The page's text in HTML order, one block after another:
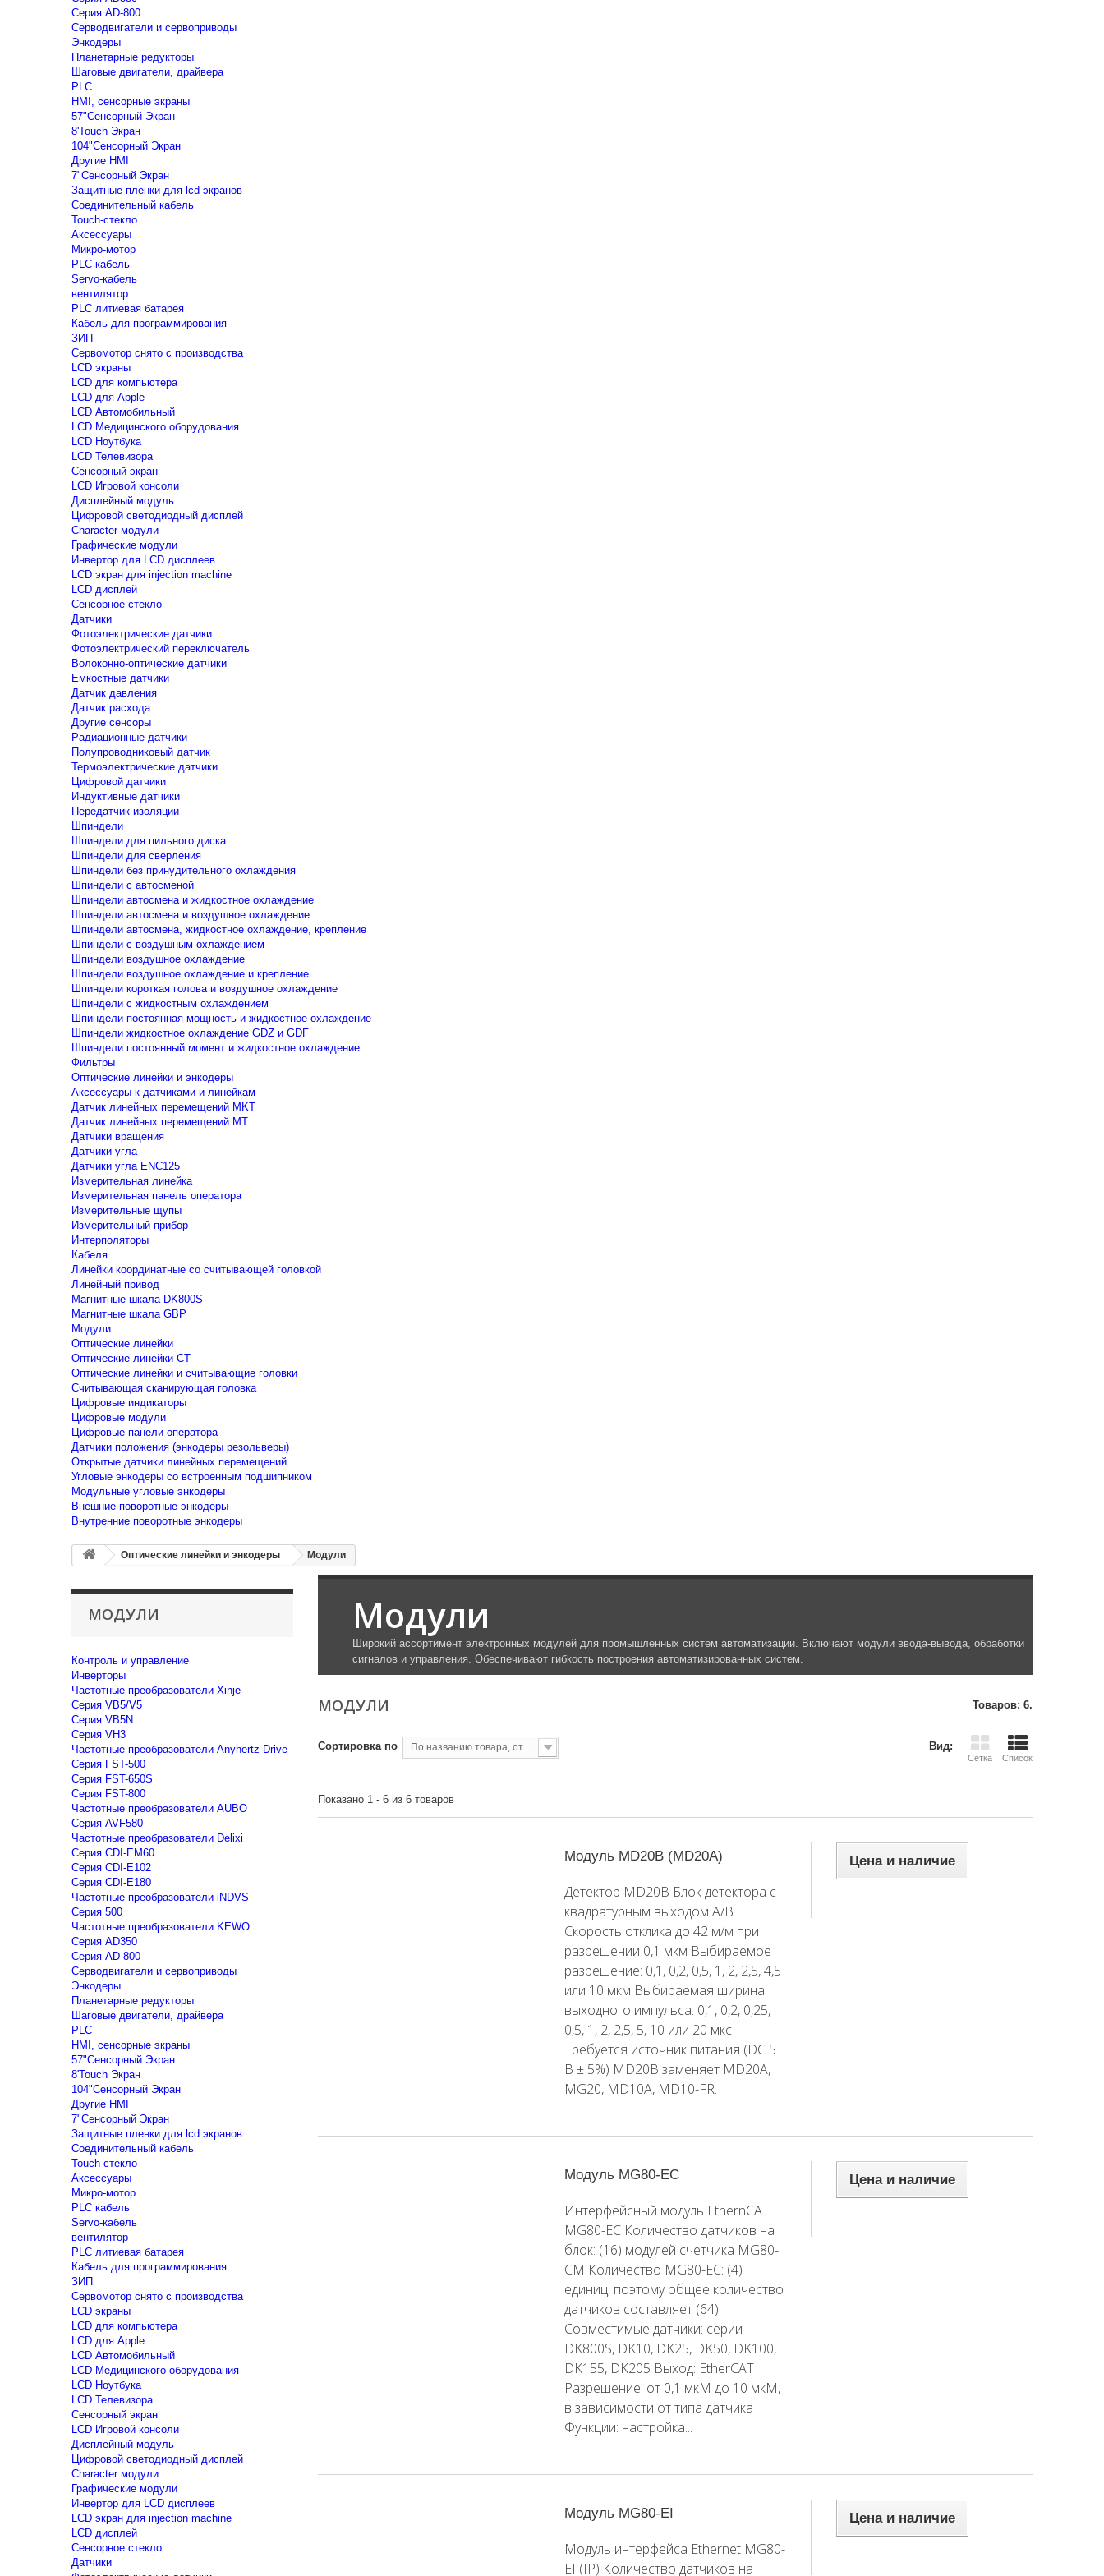
Серия AD-800
Серводвигатели и сервоприводы
Энкодеры
Планетарные редукторы
Шаговые двигатели, драйвера
PLC
HMI, сенсорные экраны
57"Сенсорный Экран
8'Touch Экран
104"Сенсорный Экран
Другие HMI
7"Сенсорный Экран
Защитные пленки для lcd экранов
Соединительный кабель
Touch-стекло
Аксессуары
Микро-мотор
PLC кабель
Servo-кабель
вентилятор
PLC литиевая батарея
Кабель для программирования
ЗИП
Сервомотор снято с производства
LCD экраны
LCD для компьютера
LCD для Apple
LCD Автомобильный
LCD Медицинского оборудования
LCD Ноутбука
LCD Телевизора
Сенсорный экран
LCD Игровой консоли
Дисплейный модуль
Цифровой светодиодный дисплей
Сharacter модули
Графические модули
Инвертор для LCD дисплеев
LCD экран для injection machine
LCD дисплей
Сенсорное стекло
Датчики
Фотоэлектрические датчики
Фотоэлектрический переключатель
Волоконно-оптические датчики
Емкостные датчики
Датчик давления
Датчик расхода
Другие сенсоры
Радиационные датчики
Полупроводниковый датчик
Термоэлектрические датчики
Цифровой датчики
Индуктивные датчики
Передатчик изоляции
Шпиндели
Шпиндели для пильного диска
Шпиндели для сверления
Шпиндели без принудительного охлаждения
Шпиндели с автосменой
Шпиндели автосмена и жидкостное охлаждение
Шпиндели автосмена и воздушное охлаждение
Шпиндели автосмена, жидкостное охлаждение, крепление
Шпиндели с воздушным охлаждением
Шпиндели воздушное охлаждение
Шпиндели воздушное охлаждение и крепление
Шпиндели короткая голова и воздушное охлаждение
Шпиндели с жидкостным охлаждением
Шпиндели постоянная мощность и жидкостное охлаждение
Шпиндели жидкостное охлаждение GDZ и GDF
Шпиндели постоянный момент и жидкостное охлаждение
Фильтры
Оптические линейки и энкодеры
Аксессуары к датчиками и линейкам
Датчик линейных перемещений MKT
Датчик линейных перемещений MT
Датчики вращения
Датчики угла
Датчики угла ENC125
Измерительная линейка
Измерительная панель оператора
Измерительные щупы
Измерительный прибор
Интерполяторы
Кабеля
Линейки координатные со считывающей головкой
Линейный привод
Магнитные шкала DK800S
Магнитные шкала GBP
Модули
Оптические линейки
Оптические линейки CT
Оптические линейки и считывающие головки
Считывающая сканирующая головка
Цифровые индикаторы
Цифровые модули
Цифровые панели оператора
Датчики положения (энкодеры резольверы)
Открытые датчики линейных перемещений
Угловые энкодеры со встроенным подшипником
Модульные угловые энкодеры
Внешние поворотные энкодеры
Внутренние поворотные энкодеры
Оптические линейки и энкодеры Модули
МОДУЛИ
Контроль и управление
Инверторы
Частотные преобразователи Xinje
Cерия VB5/V5
Cерия VB5N
Cерия VH3
Частотные преобразователи Anyhertz Drive
Серия FST-500
Серия FST-650S
Серия FST-800
Частотные преобразователи AUBO
Серия AVF580
Частотные преобразователи Delixi
Серия CDI-EM60
Серия CDI-E102
Серия CDI-E180
Частотные преобразователи iNDVS
Серия 500
Частотные преобразователи KEWO
Серия AD350
Серия AD-800
Серводвигатели и сервоприводы
Энкодеры
Планетарные редукторы
Шаговые двигатели, драйвера
PLC
HMI, сенсорные экраны
57"Сенсорный Экран
8'Touch Экран
104"Сенсорный Экран
Другие HMI
7"Сенсорный Экран
Защитные пленки для lcd экранов
Соединительный кабель
Touch-стекло
Аксессуары
Микро-мотор
PLC кабель
Servo-кабель
вентилятор
PLC литиевая батарея
Кабель для программирования
ЗИП
Сервомотор снято с производства
LCD экраны
LCD для компьютера
LCD для Apple
LCD Автомобильный
LCD Медицинского оборудования
LCD Ноутбука
LCD Телевизора
Сенсорный экран
LCD Игровой консоли
Дисплейный модуль
Цифровой светодиодный дисплей
Сharacter модули
Графические модули
Инвертор для LCD дисплеев
LCD экран для injection machine
LCD дисплей
Сенсорное стекло
Датчики
Модули
Широкий ассортимент электронных модулей для промышленных систем автоматизации. Включают модули ввода-вывода, обработки
сигналов и управления. Обеспечивают гибкость построения автоматизированных систем.
МОДУЛИ Товаров: 6.
Вид:
Сетка Список
Сортировка по По названию товара, от А до Я
Показано 1 - 6 из 6 товаров
Модуль MD20B (MD20A)
Детектор MD20B Блок детектора с
квадратурным выходом A/B
Скорость отклика до 42 м/м при
разрешении 0,1 мкм Выбираемое
разрешение: 0,1, 0,2, 0,5, 1, 2, 2,5, 4,5
или 10 мкм Выбираемая ширина
выходного импульса: 0,1, 0,2, 0,25,
0,5, 1, 2, 2,5, 5, 10 или 20 мкс
Требуется источник питания (DC 5
В ± 5%) MD20B заменяет MD20A,
MG20, MD10A, MD10-FR.
Цена и наличие
Модуль MG80-EC
Интерфейсный модуль EthernCAT
MG80-EC Количество датчиков на
блок: (16) модулей счетчика MG80-
CM Количество MG80-EC: (4)
единиц, поэтому общее количество
датчиков составляет (64)
Совместимые датчики: серии
DK800S, DK10, DK25, DK50, DK100,
DK155, DK205 Выход: EtherCAT
Разрешение: от 0,1 мкМ до 10 мкМ,
в зависимости от типа датчика
Функции: настройка...
Цена и наличие
Модуль MG80-EI
Модуль интерфейса Ethernet MG80-
EI (IP) Количество датчиков на
Цена и наличие